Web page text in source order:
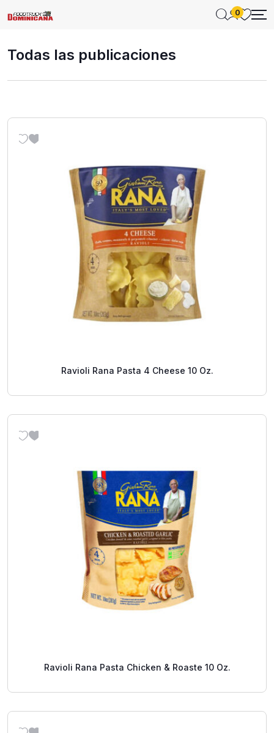
0
Todas las publicaciones
Ravioli Rana Pasta 4 Cheese 10 Oz.
Ravioli Rana Pasta Chicken & Roaste 10 Oz.